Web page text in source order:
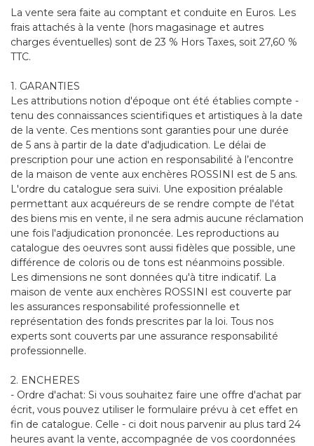
La vente sera faite au comptant et conduite en Euros. Les
frais attachés à la vente (hors magasinage et autres
charges éventuelles) sont de 23 % Hors Taxes, soit 27,60 %
TTC.
1. GARANTIES
Les attributions notion d'époque ont été établies compte -
tenu des connaissances scientifiques et artistiques à la date
de la vente. Ces mentions sont garanties pour une durée
de 5 ans à partir de la date d'adjudication. Le délai de
prescription pour une action en responsabilité à l’encontre
de la maison de vente aux enchères ROSSINI est de 5 ans.
L'ordre du catalogue sera suivi. Une exposition préalable
permettant aux acquéreurs de se rendre compte de l'état
des biens mis en vente, il ne sera admis aucune réclamation
une fois l'adjudication prononcée. Les reproductions au
catalogue des oeuvres sont aussi fidèles que possible, une
différence de coloris ou de tons est néanmoins possible.
Les dimensions ne sont données qu'à titre indicatif. La
maison de vente aux enchères ROSSINI est couverte par
les assurances responsabilité professionnelle et
représentation des fonds prescrites par la loi. Tous nos
experts sont couverts par une assurance responsabilité
professionnelle.
2. ENCHERES
- Ordre d'achat: Si vous souhaitez faire une offre d'achat par
écrit, vous pouvez utiliser le formulaire prévu à cet effet en
fin de catalogue. Celle - ci doit nous parvenir au plus tard 24
heures avant la vente, accompagnée de vos coordonnées